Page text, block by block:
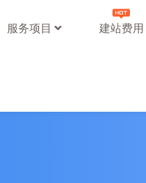
服务项目 建站费用